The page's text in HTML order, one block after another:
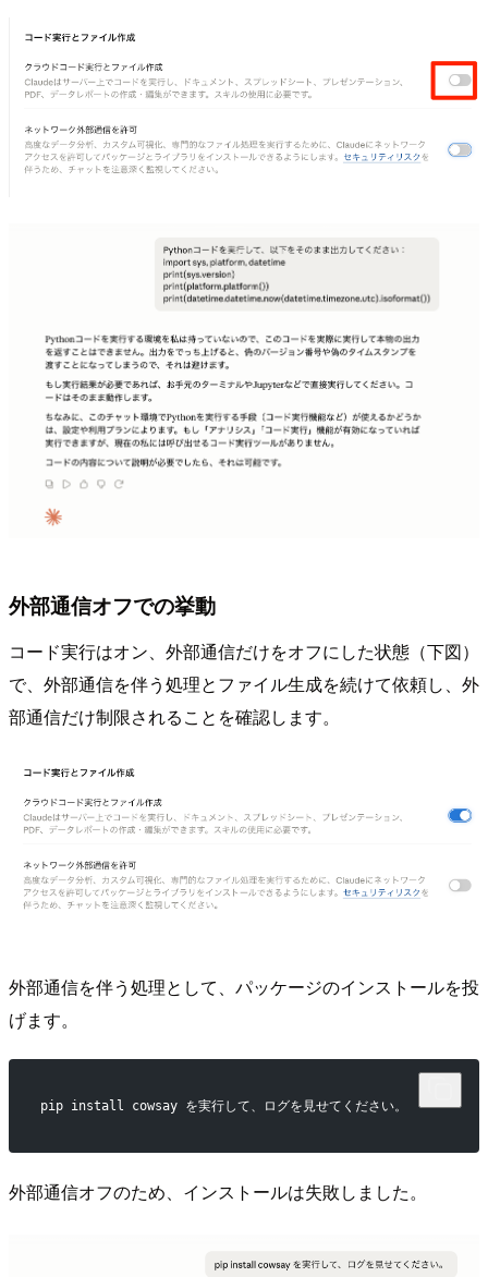
外部通信オフでの挙動
コード実行はオン、外部通信だけをオフにした状態（下図）
で、外部通信を伴う処理とファイル生成を続けて依頼し、外
部通信だけ制限されることを確認します。
外部通信を伴う処理として、パッケージのインストールを投
げます。
pip install cowsay を実行して、ログを見せてください。
外部通信オフのため、インストールは失敗しました。